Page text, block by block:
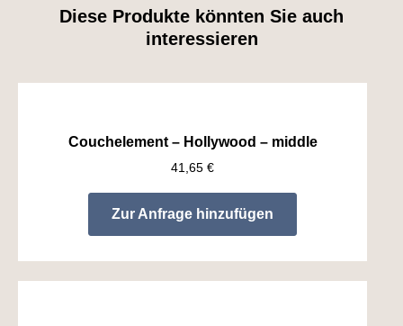
Diese Produkte könnten Sie auch
interessieren
Couchelement – Hollywood – middle
41,65 €
Zur Anfrage hinzufügen